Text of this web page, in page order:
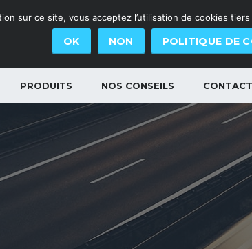
PRODUITS NOS CONSEILS CONTACT
sur ce site, vous acceptez l’utilisation de cookies
OK NON POLITIQUE DE